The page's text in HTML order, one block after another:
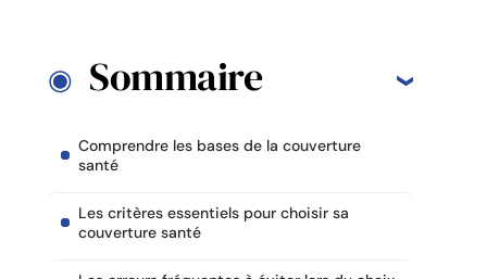
Sommaire
Comprendre les bases de la couverture
santé
Les critères essentiels pour choisir sa
couverture santé